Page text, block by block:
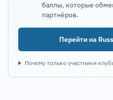
баллы, которые
партнёров.
Перейти на
Почему только участники